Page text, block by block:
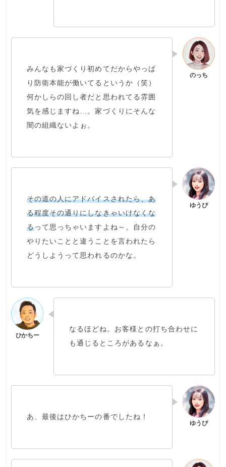
みんなも家づくり初めてだからやっぱ
り防衛本能が働いてるというか（笑）
何かしらの回し者だと思われてる 雰囲
気を感じますね…。家づくりにそんな
闇の組織ないよぉ。
その道の人にアドバイスされたら、あ
る程度その通りにしなきゃいけなくな
るって思っちゃいますよね～。自分の
やりたいことと違うことを言われたら
どうしようって思われるのかな。
なるほどね。お客様との打ち合わせに
も通じるところがあるなぁ。
あ、最後はひかちーの番でしたね！